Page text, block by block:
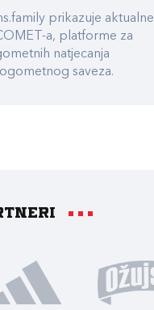
prikazuje aktualne
a, platforme za
natjecanja
saveza.